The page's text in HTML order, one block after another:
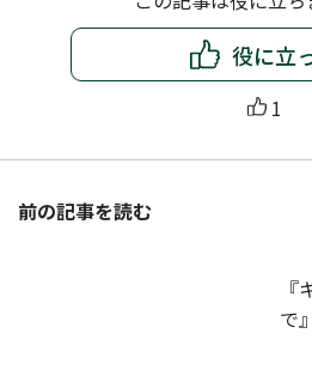
役に立
1
前の記事を読む
で